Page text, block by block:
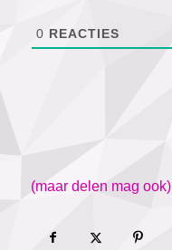
0 REACTIES
(maar delen mag ook)